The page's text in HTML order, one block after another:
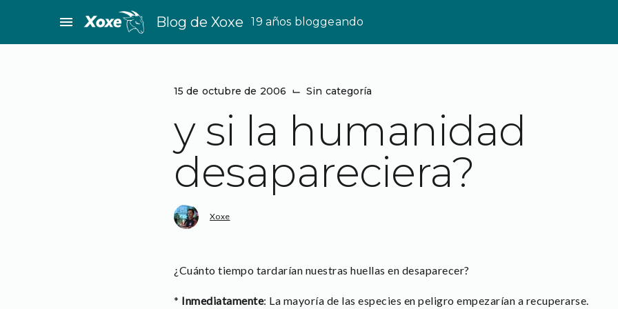
menu Blog de Xoxe 19 años bloggeando
15 de octubre de 2006 ⌙ Sin categoría
y si la humanidad
desapareciera?
Xoxe
¿Cuánto tiempo tardarían nuestras huellas en desaparecer?
* Inmediatamente: La mayoría de las especies en peligro empezarían a recuperarse.